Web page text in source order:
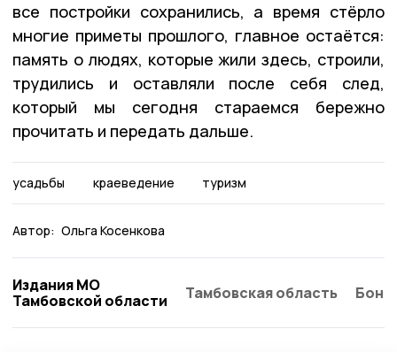
все постройки сохранились, а время стёрло
многие приметы прошлого, главное остаётся:
память о людях, которые жили здесь, строили,
трудились и оставляли после себя след,
который мы сегодня стараемся бережно
прочитать и передать дальше.
усадьбы краеведение туризм
Автор: Ольга Косенкова
Издания МО
Тамбовской области
Тамбовская область